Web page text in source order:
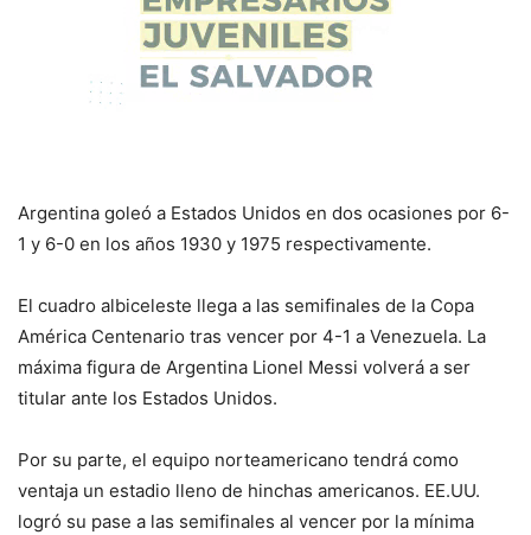
Argentina goleó a Estados Unidos en dos ocasiones por 6-
1 y 6-0 en los años 1930 y 1975 respectivamente.
El cuadro albiceleste llega a las semifinales de la Copa
América Centenario tras vencer por 4-1 a Venezuela. La
máxima figura de Argentina Lionel Messi volverá a ser
titular ante los Estados Unidos.
Por su parte, el equipo norteamericano tendrá como
ventaja un estadio lleno de hinchas americanos. EE.UU.
logró su pase a las semifinales al vencer por la mínima